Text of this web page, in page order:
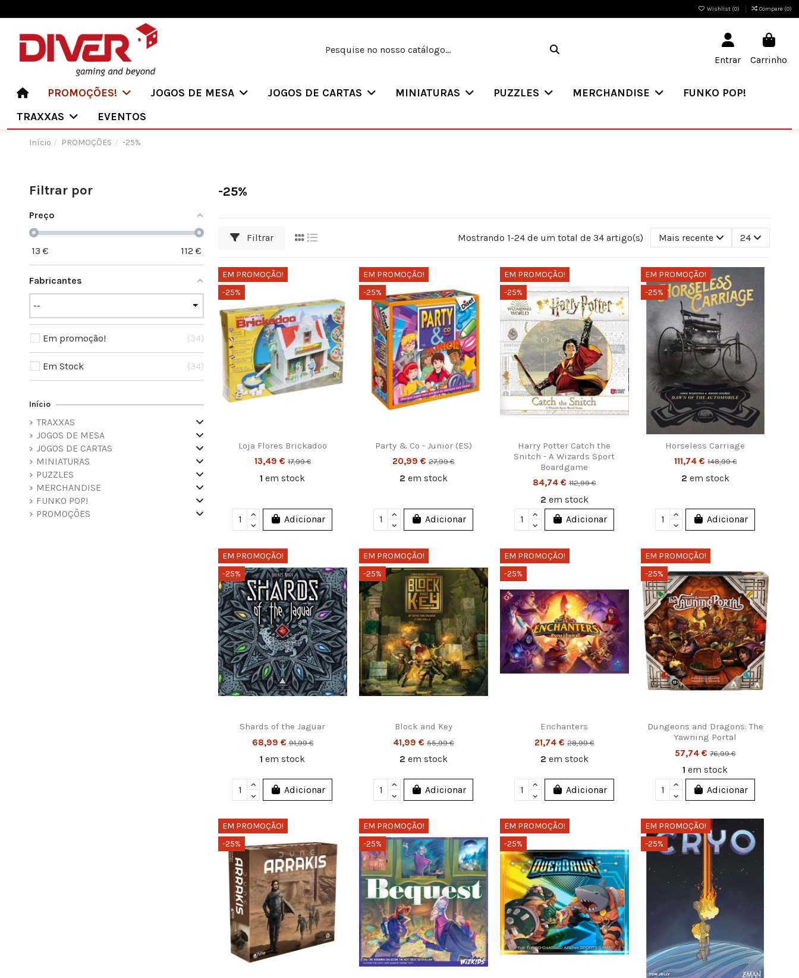
Wishlist (0) Compare (0)
Entrar Carrinho
PROMOÇÕES! JOGOS DE MESA JOGOS DE CARTAS MINIATURAS PUZZLES MERCHANDISE
FUNKO POP!
TRAXXAS
EVENTOS
Início PROMOÇÕES -25%
-25%
Filtrar Mostrando 1-24 de um total de 34 artigo(s) Mais recente 24
EM PROMOÇÃO!
-25%
Loja Flores Brickadoo
13,49 €17,99 €
1em stock
Adicionar
EM PROMOÇÃO!
-25%
Party & Co - Junior (ES)
20,99 €27,99 €
2 em stock
Adicionar
EM PROMOÇÃO!
-25%
Harry Potter Catch the
Snitch - A Wizards Sport
Boardgame
84,74 €112,99 €
2 em stock
Adicionar
EM PROMOÇÃO!
-25%
Horseless Carriage
111,74 € 148,99 €
2 em stock
Adicionar
EM PROMOÇÃO!
-25%
Shards of the Jaguar
68,99 €91,99 €
1em stock
Adicionar
EM PROMOÇÃO!
-25%
Block and Key
41,99 €55,99 €
2 em stock
Adicionar
EM PROMOÇÃO!
-25%
Enchanters
21,74 €28,99 €
2 em stock
Adicionar
EM PROMOÇÃO!
-25%
Dungeons and Dragons: The
Yawning Portal
57,74 €76,99 €
1em stock
Adicionar
EM PROMOÇÃO!
-25%
EM PROMOÇÃO!
-25%
EM PROMOÇÃO!
-25%
EM PROMOÇÃO!
-25%
Filtrar por
Preço
13 € 112 €
Fabricantes
Em promoção! 34
Em Stock 34
Início
TRAXXAS
JOGOS DE MESA
JOGOS DE CARTAS
MINIATURAS
PUZZLES
MERCHANDISE
FUNKO POP!
PROMOÇÕES